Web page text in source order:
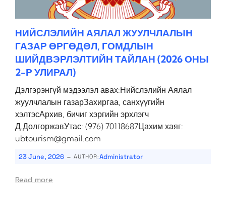
НИЙСЛЭЛИЙН АЯЛАЛ ЖУУЛЧЛАЛЫН
ГАЗАР ӨРГӨДӨЛ, ГОМДЛЫН
ШИЙДВЭРЛЭЛТИЙН ТАЙЛАН (2026 ОНЫ
2-Р УЛИРАЛ)
Дэлгэрэнгүй мэдээлэл авах:Нийслэлийн Аялал
жуулчлалын газарЗахиргаа, санхүүгийн
хэлтэсАрхив, бичиг хэргийн эрхлэгч
Д.ДолгоржавУтас: (976) 70118687Цахим хаяг:
ubtourism@gmail.com
23 June, 2026 - AUTHOR:Administrator
Read more